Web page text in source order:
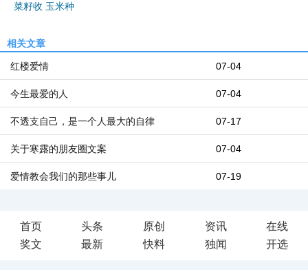
菜籽收 玉米种
相关文章
07-04
红楼爱情
07-04
今生最爱的人
07-17
不透支自己，是一个人最大的自律
07-04
关于寒露的朋友圈文案
07-19
爱情教会我们的那些事儿
首页 头条 原创 资讯
在线
奖文
最新 快料 独闻 开选